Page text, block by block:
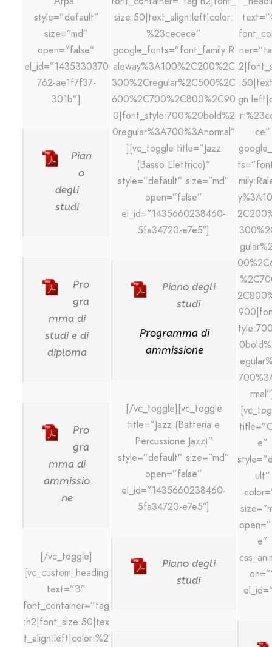
style=”default”
size=”md”
open=”false”
el_id=”1435330370
762-ae1f7f37-
301b”]
Pian
o
degli
studi
Pro
gra
mma di
studi e di
diploma
Pro
gra
mma di
ammissio
ne
[/vc_toggle]
[vc_custom_heading
text=”B”
font_container=”tag
:h2|font_size:50|tex
t_align:left|color:%2
size:50|text_align:left|color:
%23cecece”
google_fonts=”font_family:R
aleway%3A100%2C200%2C
300%2Cregular%2C500%2C
600%2C700%2C800%2C90
0|font_style:700%20bold%2
0regular%3A700%3Anormal”
][vc_toggle title=”Jazz
(Basso Elettrico)”
style=”default” size=”md”
open=”false”
el_id=”1435660238460-
5fa34720-e7e5″]
Piano degli
studi
Programma di
ammissione
[/vc_toggle][vc_toggle
title=”Jazz (Batteria e
Percussione Jazz)”
style=”default” size=”md”
open=”false”
el_id=”1435660238460-
5fa34720-e7e5″]
Piano degli
studi
ce”
e”
ult”
e”